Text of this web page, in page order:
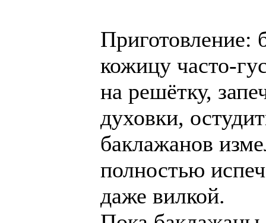
Приготовление:
кожицу часто-
на решётку,
духовки,
баклажанов
полностью
даже вилкой.